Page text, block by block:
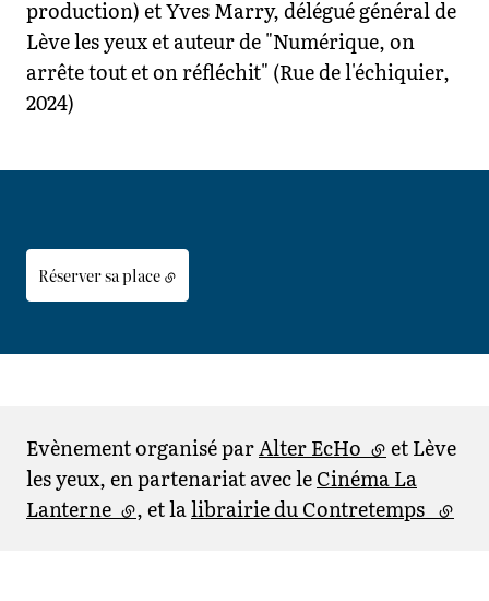
production) et Yves Marry, délégué général de
Lève les yeux et auteur de "Numérique, on
arrête tout et on réfléchit" (Rue de l'échiquier,
2024)
Réserver sa place
Evènement organisé parAlter EcHo (lien externe)
et Lève
les yeux, en partenariat avec leCinéma La
Lanterne (lien externe)
, et lalibrairie du Contretemps (lien